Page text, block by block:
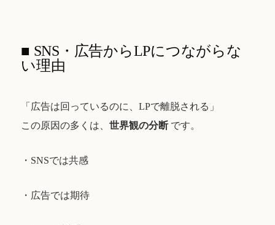
■ SNS・広告からLPにつながらな
い理由
「広告は回っているのに、LPで離脱される」
この原因の多くは、 世界観の分断 です。
・SNSでは共感
・広告では期待